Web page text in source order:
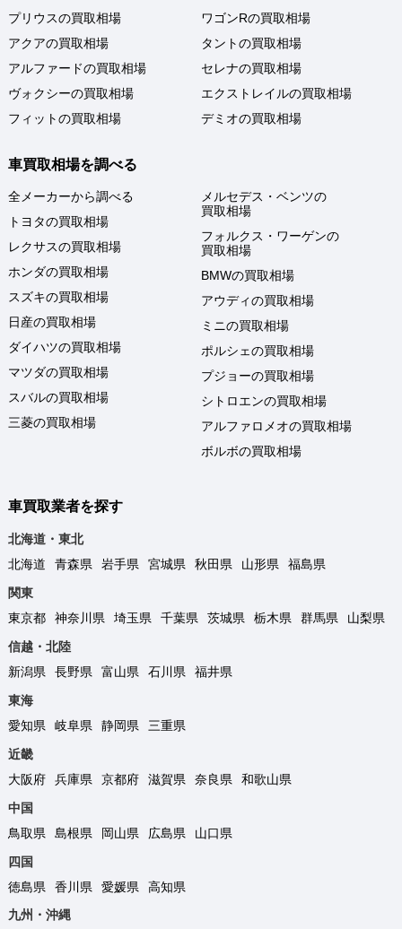
プリウスの買取相場
アクアの買取相場
アルファードの買取相場
ヴォクシーの買取相場
フィットの買取相場
ワゴンRの買取相場
タントの買取相場
セレナの買取相場
エクストレイルの買取相場
デミオの買取相場
車買取相場を調べる
全メーカーから調べる
トヨタの買取相場
レクサスの買取相場
ホンダの買取相場
スズキの買取相場
日産の買取相場
ダイハツの買取相場
マツダの買取相場
スバルの買取相場
三菱の買取相場
メルセデス・ベンツの
買取相場
フォルクス・ワーゲンの
買取相場
BMWの買取相場
アウディの買取相場
ミニの買取相場
ポルシェの買取相場
プジョーの買取相場
シトロエンの買取相場
アルファロメオの買取相場
ボルボの買取相場
車買取業者を探す
北海道・東北
北海道
青森県 岩手県 宮城県 秋田県 山形県
福島県
関東
東京都
神奈川県 埼玉県 千葉県 茨城県 栃木県 群馬県
山梨県
信越・北陸
新潟県
長野県 富山県 石川県
福井県
東海
愛知県
岐阜県 静岡県
三重県
近畿
大阪府
兵庫県 京都府 滋賀県 奈良県
和歌山県
中国
鳥取県
島根県 岡山県 広島県
山口県
四国
徳島県
香川県 愛媛県
高知県
九州・沖縄